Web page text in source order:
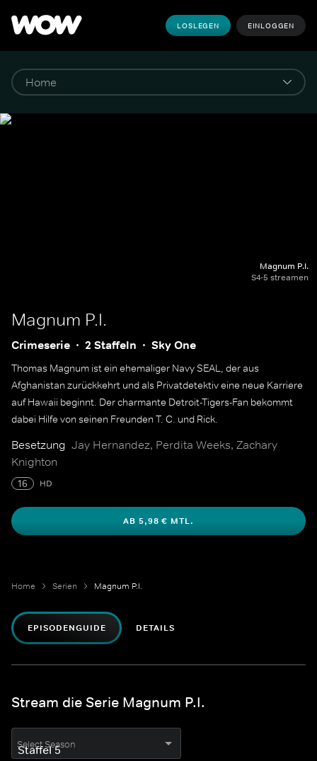
LOSLEGEN EINLOGGEN
Magnum P.I.
S4-5 streamen
Magnum P.I.
Crimeserie 2 Staffeln Sky One
Thomas Magnum ist ein ehemaliger Navy SEAL, der aus
Afghanistan zurückkehrt und als Privatdetektiv eine neue Karriere
auf Hawaii beginnt. Der charmante Detroit-Tigers-Fan bekommt
dabei Hilfe von seinen Freunden T. C. und Rick.
Besetzung Jay Hernandez, Perdita Weeks, Zachary
Knighton
16 HD
AB 5,98 € MTL.
Home Serien Magnum P.I.
EPISODENGUIDE DETAILS
Stream die Serie Magnum P.I.
Select Season